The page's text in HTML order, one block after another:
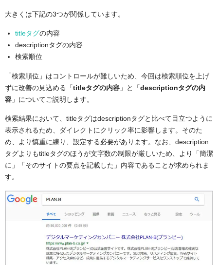
大きくは下記の3つが関係しています。
titleタグの内容
descriptionタグの内容
検索順位
「検索順位」はコントロールが難しいため、今回は検索順位を上げ
ずに改善の見込める「titleタグの内容 」と「descriptionタグの内
容 」についてご説明します。
検索結果において、titleタグはdescriptionタグと比べて目立つように
表示されるため、ダイレクトにクリック率に影響します。そのた
め、より慎重に練り、設定する必要があります。なお、description
タグよりもtitleタグのほうが文字数の制限が厳しいため、より「簡潔
に」「そのサイトの要点を記載した」内容であることが求められま
す。